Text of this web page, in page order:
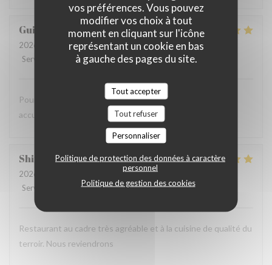
vos préférences. Vous pouvez
modifier vos choix à tout
moment en cliquant sur l'icône
représentant un cookie en bas
à gauche des pages du site.
Tout accepter
Tout refuser
Personnaliser
Politique de protection des données à caractère
personnel
Politique de gestion des cookies
GuillemantL
2026-08-07
- 12:00 - Couverts 2
Service
Ambiance: 5/5 Cuisine:5/5 Qualité / Prix
Pour une première cadre super repas au top tres bonne
accueil bonne continuation
Shirley W
2026-08-06
- 13:00 - Couverts 3
Service
Ambiance:5/5 Cuisine:5/5 Qualité / Prix
Restaurant au cadre très agréable et à la cuisine de qualité du
terroir. Nous reviendrons